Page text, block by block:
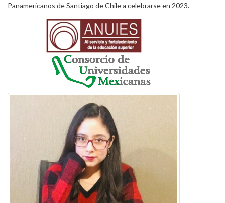
Panamericanos de Santiago de Chile a celebrarse en 2023.